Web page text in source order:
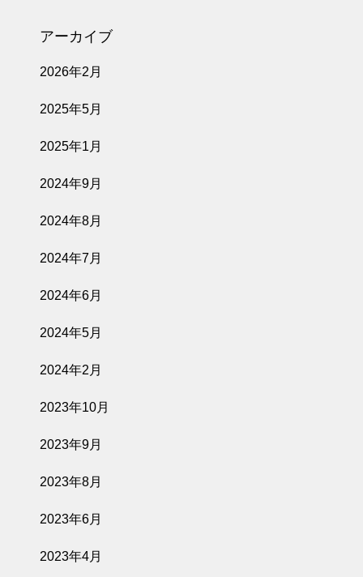
アーカイブ
2026年2月
2025年5月
2025年1月
2024年9月
2024年8月
2024年7月
2024年6月
2024年5月
2024年2月
2023年10月
2023年9月
2023年8月
2023年6月
2023年4月